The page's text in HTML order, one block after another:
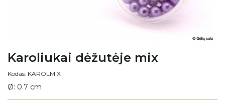
Karoliukai dėžutėje mix
Kodas: KAROLMIX
Ø: 0.7 cm